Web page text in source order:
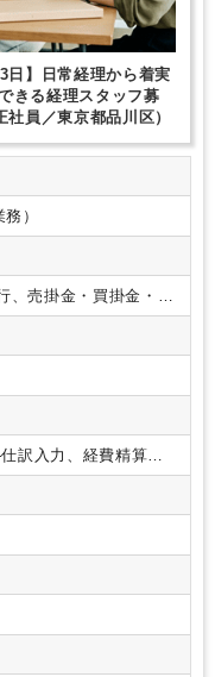
日】日常経理から着実
きる経理スタッフ募
員／東京都品川区）
業務）
、売掛⾦・買掛⾦・⼊
します。 本社経理ユ
お任せします。
確に管理・記録する、
少しずつステップアッ
注書との照合・仕
込業務
・預⾦管理、
業務・⽉次等の決算
応じて⽉次等の決算
ます。会計ソフトの
す。
めからすべてお任せす
訳⼊⼒、経費精算、
している⽅・基本的
ど）の管理経験
ンターネットバンキ
した書類管理の経験
スキルアップした
⽅⼤歓迎です